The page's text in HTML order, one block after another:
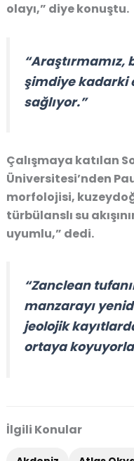
olayı,” diye konuştu.
“Araştırmamız,
şimdiye kadarki
sağlıyor.”
Çalışmaya katılan
Üniversitesi’nden
morfolojisi,
türbülanslı su
uyumlu,” dedi.
“Zanclean
manzarayı
jeolojik
ortaya
İlgili Konular